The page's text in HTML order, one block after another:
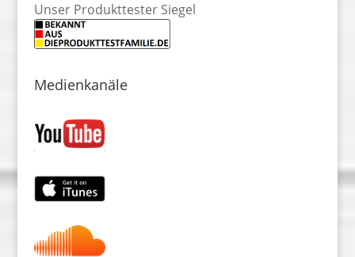
Unser Produkttester Siegel
Medienkanäle